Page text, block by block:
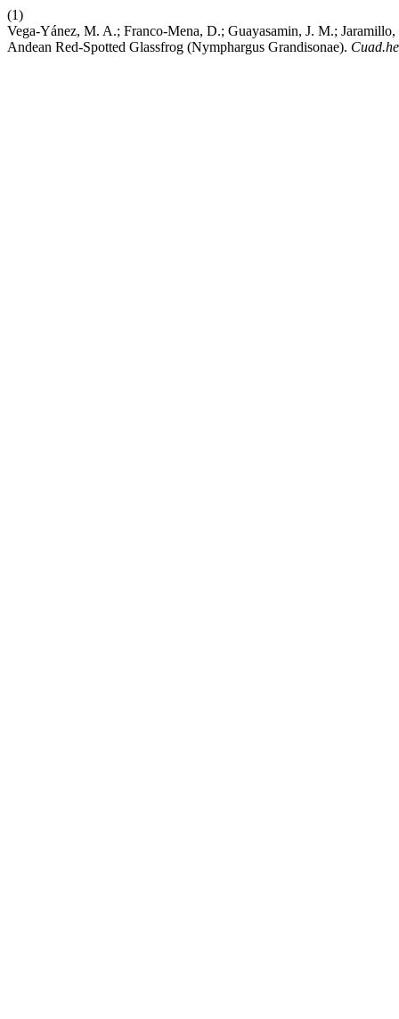
(1)
Vega-Yánez, M. A.; Franco-Mena, D.; Guayasamin, J. M.;
Andean Red-Spotted Glassfrog (Nymphargus Grandisonae).